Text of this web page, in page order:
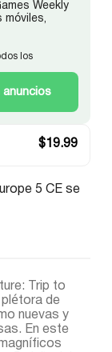
Weekly
los
anuncios
$19.99
5 CE se
Trip to
plétora de
nuevas y
En este